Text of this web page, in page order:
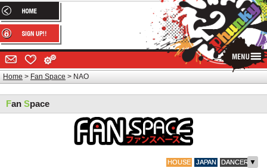
Home Fan Space NAO
Fan Space
HOUSE JAPAN DANCER ▼